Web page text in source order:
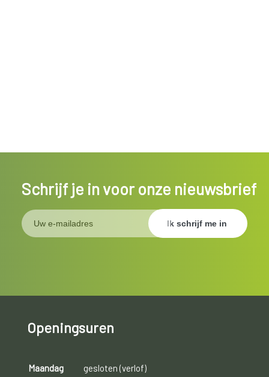
Schrijf je in voor onze nieuwsbrief
Openingsuren
Maandag
gesloten (verlof)